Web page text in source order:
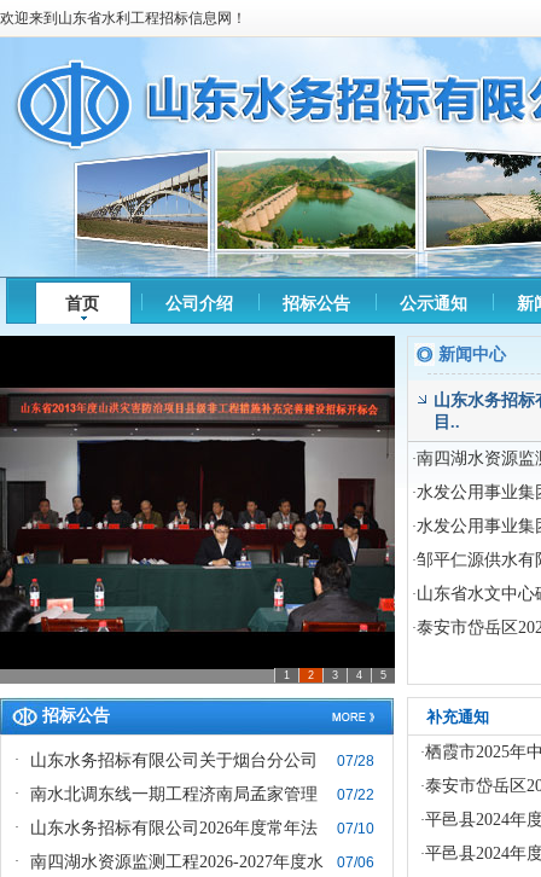
欢迎来到山东省水利工程招标信息网！
首页 公司介绍 招标公告 公示通知 新
1 2 3 4 5
新闻中心
山东水务招标
目..
·南四湖水资源监
·水发公用事业集
·水发公用事业集
·邹平仁源供水有
·山东省水文中
·泰安市岱岳区
招标公告
· 山东水务招标有限公司关于烟台分公司
07/28
·
南水北调东线一期工程济南局孟家管理
07/22
·
山东水务招标有限公司2026年度常年法
07/10
·
南四湖水资源监测工程2026-2027年度水
07/06
补充通知
·栖霞市2025年
·泰安市岱岳区
·平邑县2024年
·平邑县2024年